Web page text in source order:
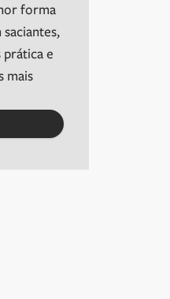
forma
prática e
mais